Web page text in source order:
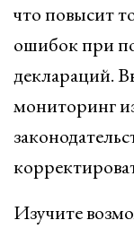
что повысит
ошибок при
деклараций.
мониторинг
Изучите